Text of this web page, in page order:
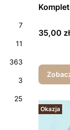
7
11
363
3
25
Cena
35,00 zł
Okazja